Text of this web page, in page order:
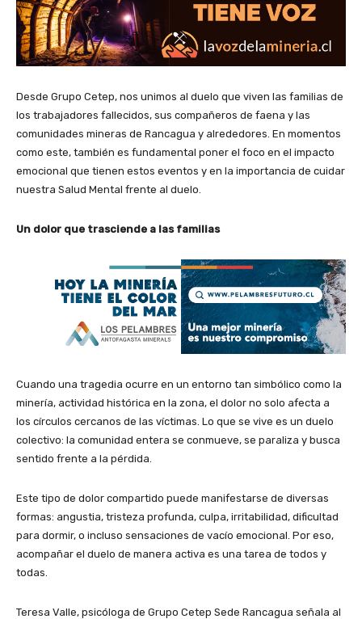
Desde Grupo Cetep, nos unimos al duelo que viven las familias de
los trabajadores fallecidos, sus compañeros de faena y las
comunidades mineras de Rancagua y alrededores. En momentos
como este, también es fundamental poner el foco en el impacto
emocional que tienen estos eventos y en la importancia de cuidar
nuestra Salud Mental frente al duelo.
Un dolor que trasciende a las familias
Cuando una tragedia ocurre en un entorno tan simbólico como la
minería, actividad histórica en la zona, el dolor no solo afecta a
los círculos cercanos de las víctimas. Lo que se vive es un duelo
colectivo: la comunidad entera se conmueve, se paraliza y busca
sentido frente a la pérdida.
Este tipo de dolor compartido puede manifestarse de diversas
formas: angustia, tristeza profunda, culpa, irritabilidad, dificultad
para dormir, o incluso sensaciones de vacío emocional. Por eso,
acompañar el duelo de manera activa es una tarea de todos y
todas.
Teresa Valle, psicóloga de Grupo Cetep Sede Rancagua señala al